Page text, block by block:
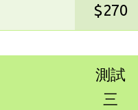
$270
測試
三